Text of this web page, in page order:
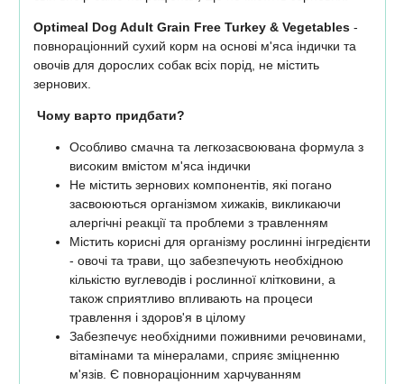
Optimeal Dog Adult Grain Free Turkey & Vegetables-
повнораціонний сухий корм на основі м'яса індички та
овочів для дорослих собак всіх порід, не містить
зернових.
Чому варто придбати?
Особливо смачна та легкозасвоювана формула з
високим вмістом м'яса індички
Не містить зернових компонентів, які погано
засвоюються організмом хижаків, викликаючи
алергічні реакції та проблеми з травленням
Містить корисні для організму рослинні інгредієнти
- овочі та трави, що забезпечують необхідною
кількістю вуглеводів і рослинної клітковини, а
також сприятливо впливають на процеси
травлення і здоров'я в цілому
Забезпечує необхідними поживними речовинами,
вітамінами та мінералами, сприяє зміцненню
м'язів. Є повнораціонним харчуванням